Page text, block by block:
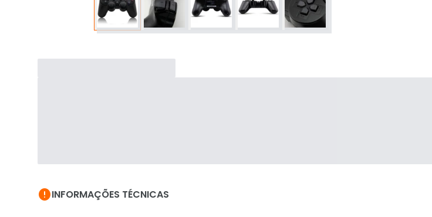
INFORMAÇÕES TÉCNICAS